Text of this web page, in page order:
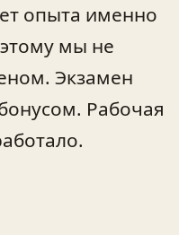
опыта именно
мы не
Экзамен
Рабочая